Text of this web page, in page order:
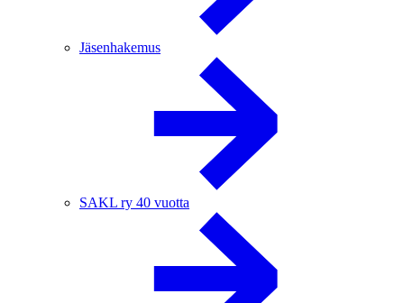
Jäsenhakemus
SAKL ry 40 vuotta